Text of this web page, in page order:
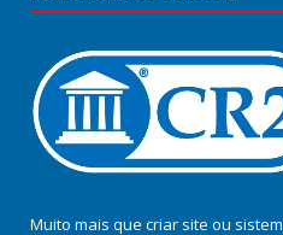
Muito mais que criar site ou